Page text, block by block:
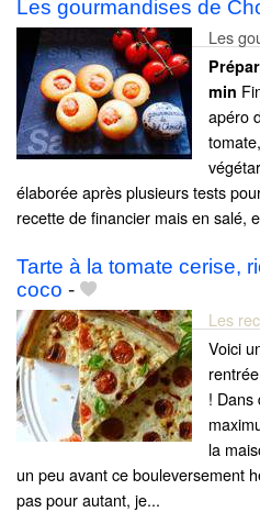
Les gourmandises de
Les
min
apéro
élaborée après plusieurs tests
recette de financier mais en salé,
Tarte à la tomate cerise,
coco -
Les
Voici
! Dans
la
un peu avant ce bouleversement
pas pour autant, je...